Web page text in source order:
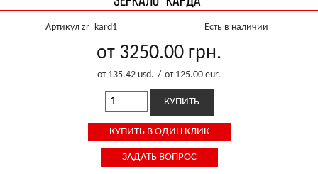
Артикул zr_kard1 Есть в наличии
от 3250.00 грн.
от 135.42 usd. / от 125.00 eur.